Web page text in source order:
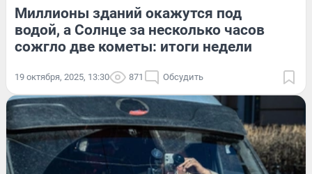
Миллионы зданий окажутся под
водой, а Солнце за несколько часов
сожгло две кометы: итоги недели
19 октября, 2025, 13:30 871 Обсудить